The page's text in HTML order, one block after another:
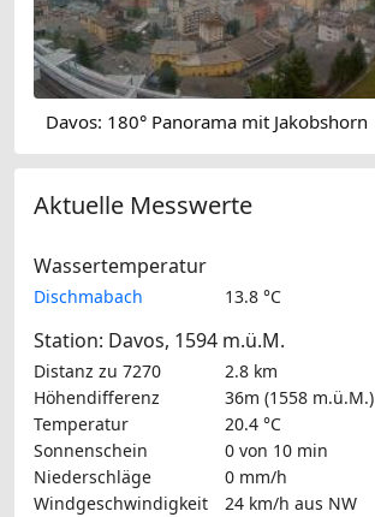
Davos: 180° Panorama mit Jakobshorn
Aktuelle Messwerte
Wassertemperatur
Dischmabach 13.8 °C
Station: Davos, 1594 m.ü.M.
Distanz zu 7270
2.8 km
Höhendifferenz
36m (1558 m.ü.M.)
Temperatur
20.4 °C
Sonnenschein
0 von 10 min
Niederschläge
0 mm/h
Windgeschwindigkeit
24 km/h aus NW